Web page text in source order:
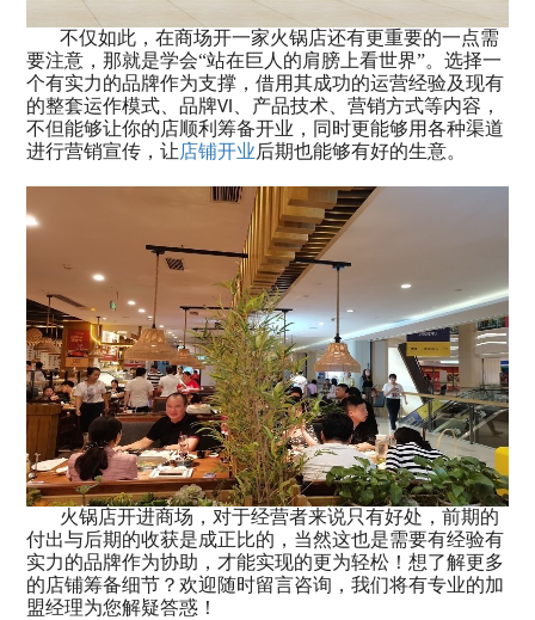
不仅如此，在商场开一家火锅店还有更重要的一点需
要注意，那就是学会“站在巨人的肩膀上看世界”。选择一
个有实力的品牌作为支撑，借用其成功的运营经验及现有
的整套运作模式、品牌VI
、产品技术、营销方式等内容，
不但能够让你的店顺利筹备开业，同时更能够用各种渠道
进行营销宣传，让店铺开业后期也能够有好的生意。
火锅店开进商场，对于经营者来说只有好处，前期的
付出与后期的收获是成正比的，当然这也是需要有经验有
实力的品牌作为协助，才能实现的更为轻松！想了解更多
的店铺筹备细节？欢迎随时留言咨询，我们将有专业的加
盟经理为您解疑答惑！